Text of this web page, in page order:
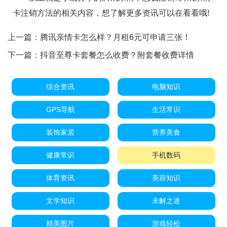
卡注销方法的相关内容，想了解更多资讯可以在看看哦!
上一篇： 腾讯亲情卡怎么样？月租6元可申请三张！
下一篇： 抖音至尊卡套餐怎么收费？附套餐收费详情
综合资讯 电脑知识
GPS导航 生活常识
装饰家居 营养美食
健康常识 手机数码
体育资讯 美容知识
文学知识 未解之迷
精美图片 游戏轻松